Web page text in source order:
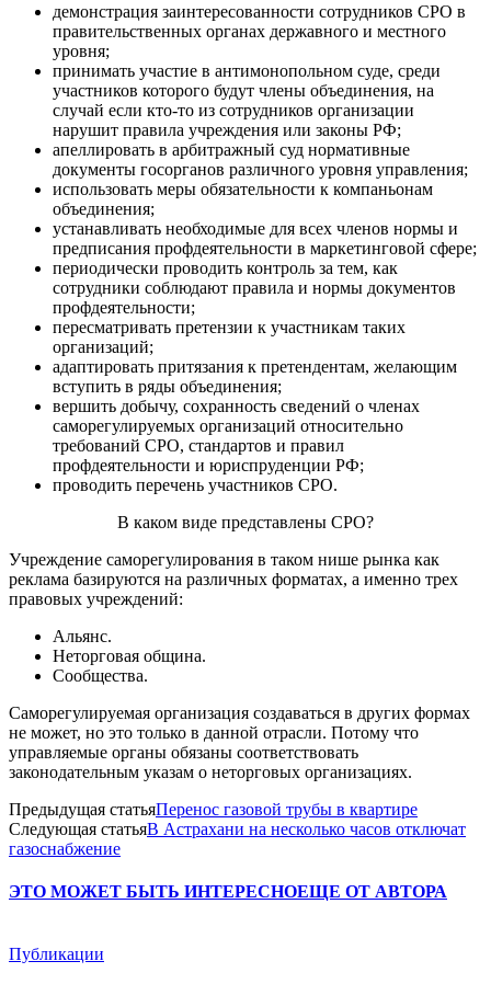
демонстрация заинтересованности сотрудников СРО в
правительственных органах державного и местного
уровня;
принимать участие в антимонопольном суде, среди
участников которого будут члены объединения, на
случай если кто-то из сотрудников организации
нарушит правила учреждения или законы РФ;
апеллировать в арбитражный суд нормативные
документы госорганов различного уровня управления;
использовать меры обязательности к компаньонам
объединения;
устанавливать необходимые для всех членов нормы и
предписания профдеятельности в маркетинговой сфере;
периодически проводить контроль за тем, как
сотрудники соблюдают правила и нормы документов
профдеятельности;
пересматривать претензии к участникам таких
организаций;
адаптировать притязания к претендентам, желающим
вступить в ряды объединения;
вершить добычу, сохранность сведений о членах
саморегулируемых организаций относительно
требований СРО, стандартов и правил
профдеятельности и юриспруденции РФ;
проводить перечень участников СРО.
В каком виде представлены СРО?
Учреждение саморегулирования в таком нише рынка как
реклама базируются на различных форматах, а именно трех
правовых учреждений:
Альянс.
Неторговая община.
Сообщества.
Саморегулируемая организация создаваться в других формах
не может, но это только в данной отрасли. Потому что
управляемые органы обязаны соответствовать
законодательным указам о неторговых организациях.
Предыдущая статьяПеренос газовой трубы в квартире
Следующая статьяВ Астрахани на несколько часов отключат
газоснабжение
ЭТО МОЖЕТ БЫТЬ ИНТЕРЕСНОЕЩЕ ОТ АВТОРА
Публикации